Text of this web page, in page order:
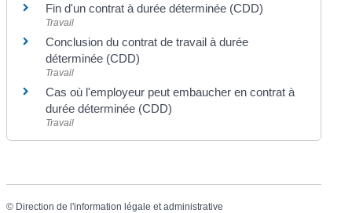
Fin d'un contrat à durée déterminée (CDD)
Travail
Conclusion du contrat de travail à durée
déterminée (CDD)
Travail
Cas où l'employeur peut embaucher en contrat à
durée déterminée (CDD)
Travail
© Direction de l'information légale et administrative